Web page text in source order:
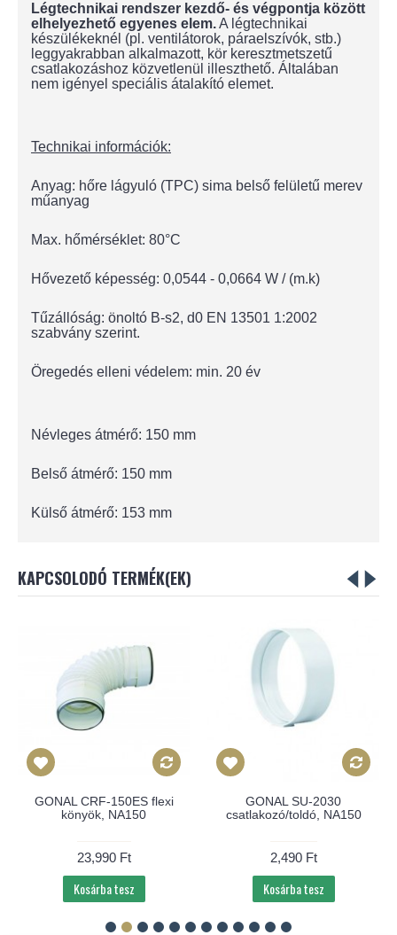
Légtechnikai rendszer kezdő- és végpontja között
elhelyezhető egyenes elem.A légtechnikai
készülékeknél (pl. ventilátorok, páraelszívók, stb.)
leggyakrabban alkalmazott, kör keresztmetszetű
csatlakozáshoz közvetlenül illeszthető. Általában
nem igényel speciális átalakító elemet.
Technikai információk:
Anyag: hőre lágyuló (TPC) sima belső felületű merev
műanyag
Max. hőmérséklet: 80°C
Hővezető képesség: 0,0544 - 0,0664 W / (m.k)
Tűzállóság: önoltó B-s2, d0 EN 13501 1:2002
szabvány szerint.
Öregedés elleni védelem: min. 20 év
Névleges átmérő: 150 mm
Belső átmérő: 150 mm
Külső átmérő: 153 mm
KAPCSOLODÓ TERMÉK(EK)
GONAL CRF-150ES flexi
könyök, NA150
23,990 Ft
Kosárba tesz
GONAL SU-2030
csatlakozó/toldó, NA150
2,490 Ft
Kosárba tesz